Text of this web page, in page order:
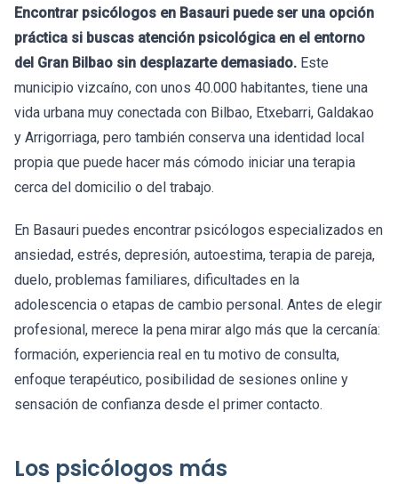
Encontrar psicólogos en Basauri puede ser una opción
práctica si buscas atención psicológica en el entorno
del Gran Bilbao sin desplazarte demasiado. Este
municipio vizcaíno, con unos 40.000 habitantes, tiene una
vida urbana muy conectada con Bilbao, Etxebarri, Galdakao
y Arrigorriaga, pero también conserva una identidad local
propia que puede hacer más cómodo iniciar una terapia
cerca del domicilio o del trabajo.
En Basauri puedes encontrar psicólogos especializados en
ansiedad, estrés, depresión, autoestima, terapia de pareja,
duelo, problemas familiares, dificultades en la
adolescencia o etapas de cambio personal. Antes de elegir
profesional, merece la pena mirar algo más que la cercanía:
formación, experiencia real en tu motivo de consulta,
enfoque terapéutico, posibilidad de sesiones online y
sensación de confianza desde el primer contacto.
Los psicólogos más